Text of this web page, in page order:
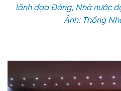
lãnh đạo Đảng, Nhà nước
Ảnh: Thống